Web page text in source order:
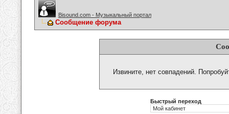
Bisound.com - Музыкальный портал
Сообщение форума
Извините, нет совпадений.
Быстрый переход